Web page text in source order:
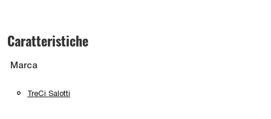
Caratteristiche
Marca
TreCi Salotti